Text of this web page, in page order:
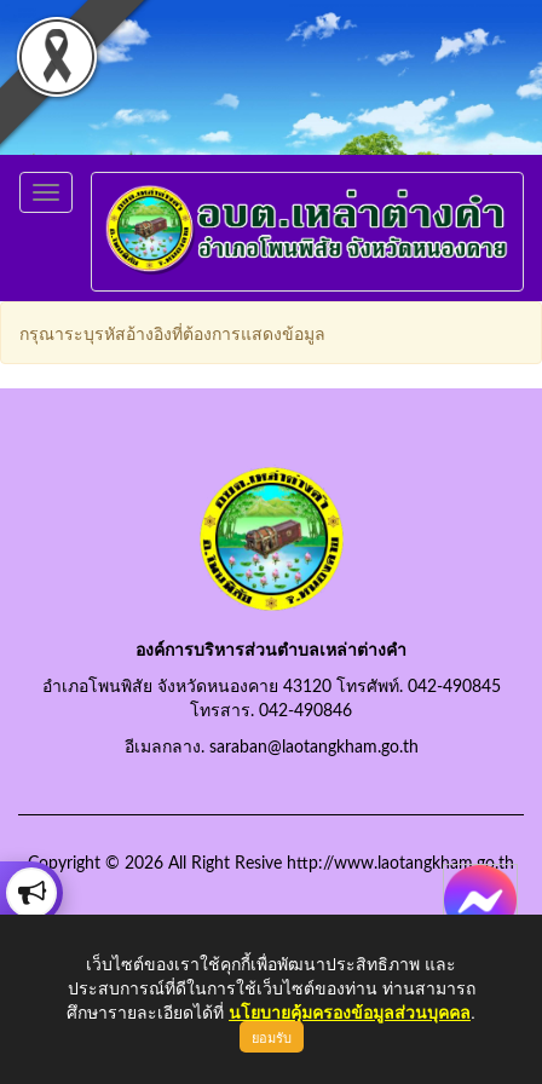
Toggle
navigation
กรุณาระบุรหัสอ้างอิงที่ต้องการแสดงข้อมูล
องค์การบริหารส่วนตำบลเหล่าต่างคำ
อำเภอโพนพิสัย จังหวัดหนองคาย 43120 โทรศัพท์. 042-490845
โทรสาร. 042-490846
อีเมลกลาง. saraban@laotangkham.go.th
Copyright © 2026 All Right Resive http://www.laotangkham.go.th
เว็บไซต์ของเราใช้คุกกี้เพื่อพัฒนาประสิทธิภาพ และ
ประสบการณ์ที่ดีในการใช้เว็บไซต์ของท่าน ท่านสามารถ
ศึกษารายละเอียดได้ที่ นโยบายคุ้มครองข้อมูลส่วนบุคคล.
ยอมรับ